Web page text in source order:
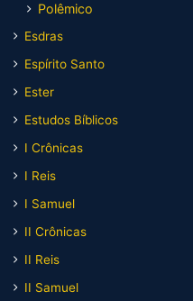
Polêmico
Esdras
Espírito Santo
Ester
Estudos Bíblicos
I Crônicas
I Reis
I Samuel
II Crônicas
II Reis
II Samuel